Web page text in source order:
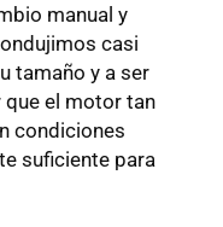
manual y
casi
tamaño y a ser
el motor tan
condiciones
suficiente para